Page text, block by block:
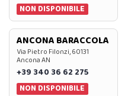
NON DISPONIBILE
ANCONA BARACCOLA
Via Pietro Filonzi, 60131
Ancona AN
+39 340 36 62 275
NON DISPONIBILE